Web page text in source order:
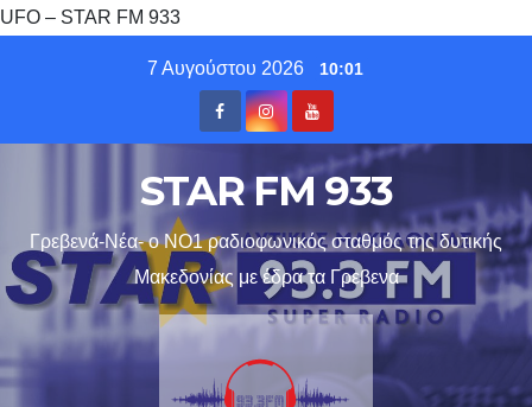
UFO – STAR FM 933
7 Αυγούστου 2026 10:01
STAR FM 933
Γρεβενά-Νέα- ο ΝΟ1 ραδιοφωνικός σταθμός της δυτικής
Μακεδονίας με έδρα τα Γρεβενα